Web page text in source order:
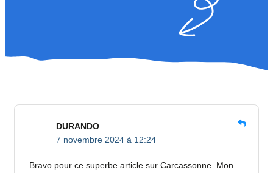
DURANDO
7 novembre 2024 à 12:24
Bravo pour ce superbe article sur Carcassonne. Mon